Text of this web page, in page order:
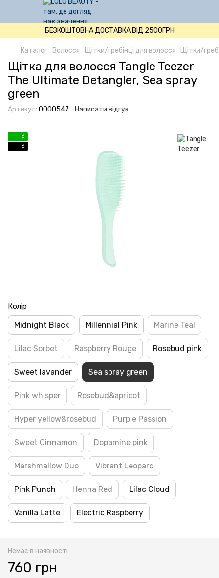
БЕЗКОШТОВНА ДОСТАВКА ВІД 2500ГРН
Каталог Волосся Щітки/гребінці для волосся Щітки/
Щітка для волосся Tangle Teezer
The Ultimate Detangler, Sea spray
green
Артикул: 0000547 Написати відгук
6
6
Колір
Midnight Black Millennial Pink Marine Teal
Lilac Sorbet Raspberry Rouge Rosebud pink
Sweet lavander Sea spray green
Pink whisper Rosebud&apricot
Hyper yellow&rosebud Purple Passion
Sweet Cinnamon Dopamine pink
Marshmallow Duo Vibrant Leopard
Pink Punch Henna Red Lilac Cloud
Vanilla Latte Electric Raspberry
Немає в наявності
760 грн